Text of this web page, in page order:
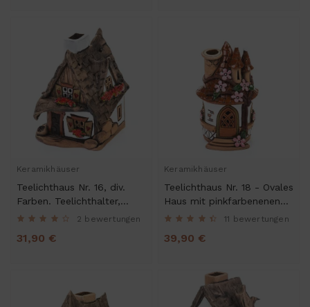
Keramikhäuser
Teelichthaus Nr. 16, div.
Farben. Teelichthalter,
Duftstövchen und2 bewertungen
31,90 €
Keramikhäuser
Teelichthaus Nr. 18 - Ovales
Haus mit pinkfarbenenen
Blumen, div. Farben.
Duftstövchen und
11 bewertungen
39,90 €